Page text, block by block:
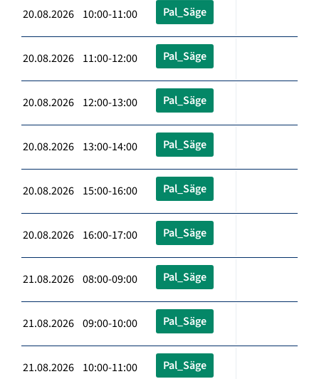
20.08.2026 10:00-11:00 Pal_Säge
20.08.2026 11:00-12:00 Pal_Säge
20.08.2026 12:00-13:00 Pal_Säge
20.08.2026 13:00-14:00 Pal_Säge
20.08.2026 15:00-16:00 Pal_Säge
20.08.2026 16:00-17:00 Pal_Säge
21.08.2026 08:00-09:00 Pal_Säge
21.08.2026 09:00-10:00 Pal_Säge
21.08.2026 10:00-11:00 Pal_Säge